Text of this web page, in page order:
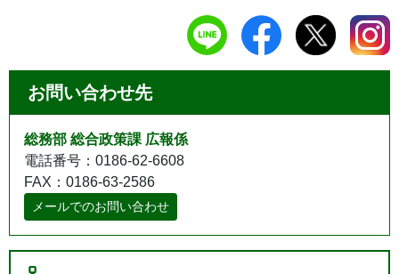
お問い合わせ先
総務部 総合政策課 広報係
電話番号：0186-62-6608
FAX：0186-63-2586
メールでのお問い合わせ